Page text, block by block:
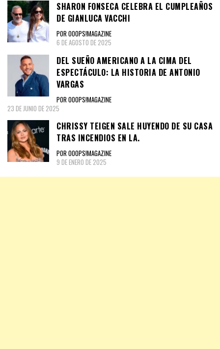
SHARON FONSECA CELEBRA EL CUMPLEAÑOS
DE GIANLUCA VACCHI
POR OOOPS!MAGAZINE
6 DE AGOSTO DE 2025
DEL SUEÑO AMERICANO A LA CIMA DEL
ESPECTÁCULO: LA HISTORIA DE ANTONIO
VARGAS
POR OOOPS!MAGAZINE
23 DE JUNIO DE 2025
CHRISSY TEIGEN SALE HUYENDO DE SU CASA
TRAS INCENDIOS EN LA.
POR OOOPS!MAGAZINE
9 DE ENERO DE 2025